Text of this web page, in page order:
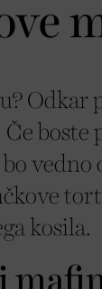
Odkar
bo
kosila.